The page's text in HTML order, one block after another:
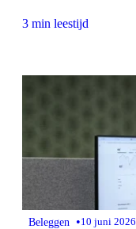
3 min leestijd
Beleggen •10 juni 2026